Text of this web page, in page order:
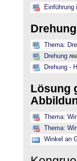
Einführung
Drehung
Thema:
Drehung
Drehung -
Lösung
Thema:
Thema:
Winkel an